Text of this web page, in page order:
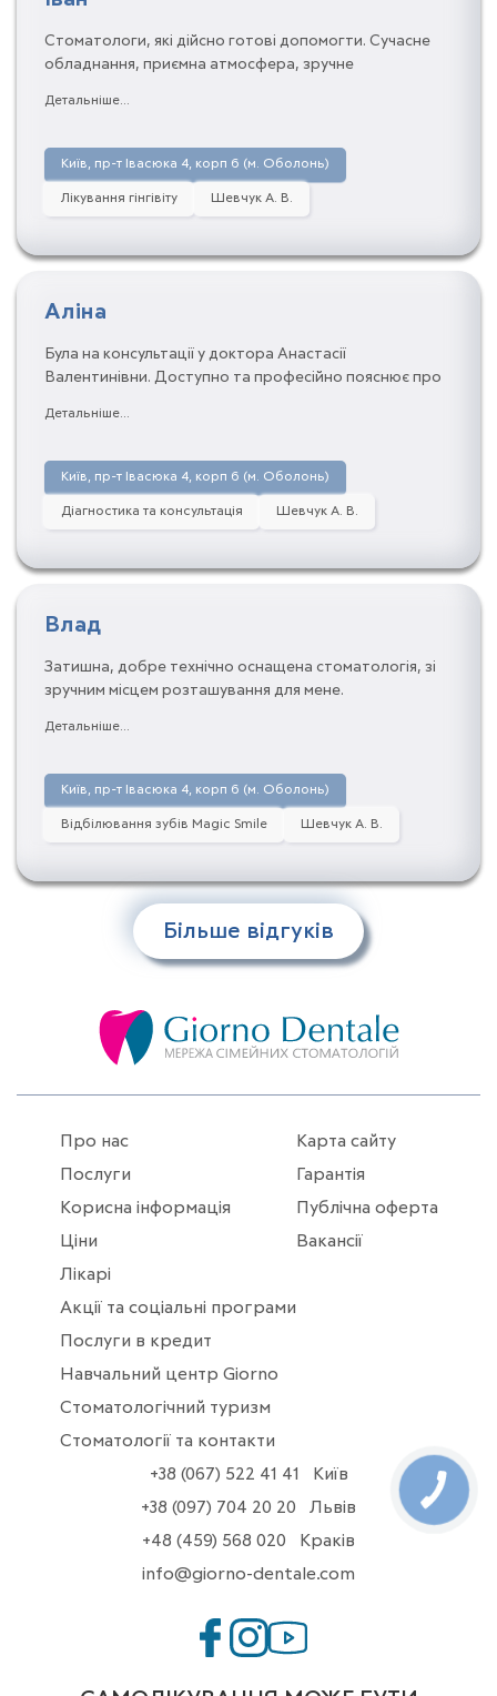
Стоматологи, які дійсно готові допомогти. Сучасне
обладнання, приємна атмосфера, зручне
лікар Анастасія Шевчук все полікувала. Я не очікував,
Дякую Вам!
Детальніше...
Київ, пр-т Івасюка 4, корп 6 (м. Оболонь)
Лікування гінгівіту Шевчук А. В.
Аліна
Була на консультації у доктора Анастасії
Валентинівни. Доступно та професійно пояснює про
задоволена. Рекомендую лікаря Шевчук!
Детальніше...
Київ, пр-т Івасюка 4, корп 6 (м. Оболонь)
Діагностика та консультація Шевчук А. В.
Влад
Затишна, добре технічно оснащена стоматологія, зі
зручним місцем розташування для мене.
все знає. Залишилися тільки позитивні емоції та
якої я був на прийомі. Вона зробила все якісно, ​​
швидко, дуже акуратна та уважна
Детальніше...
Київ, пр-т Івасюка 4, корп 6 (м. Оболонь)
Відбілювання зубів Magic Smile Шевчук А. В.
Більше відгуків
Про нас
Послуги
Корисна інформація
Ціни
Лікарі
Акції та соціальні програми
Послуги в кредит
Навчальний центр Giorno
Стоматологічний туризм
Стоматології та контакти
Карта сайту
Гарантія
Публічна оферта
Вакансії
+38 (067) 522 41 41
Київ
+38 (097) 704 20 20
Львів
+48 (459) 568 020
Краків
info@giorno-dentale.com